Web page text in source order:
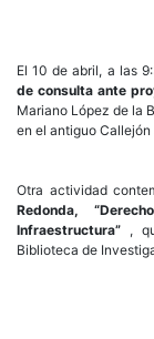
El 10 de abril, a las
de consulta ante
Mariano López de la
en el antiguo Callejón
Otra actividad
Redonda,
Infraestructura” ,
Biblioteca de